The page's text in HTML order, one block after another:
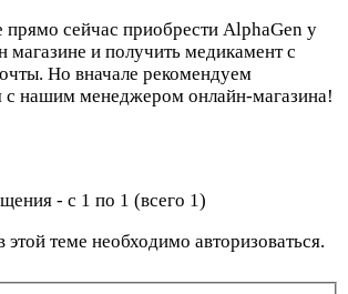
сейчас приобрести AlphaGen у
магазине и получить медикамент с
Но вначале рекомендуем
с нашим менеджером онлайн-магазина!
- с 1 по 1 (всего 1)
этой теме необходимо авторизоваться.